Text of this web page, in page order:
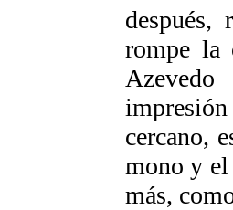
después,
rompe la
impresión
cercano,
mono y el
más,